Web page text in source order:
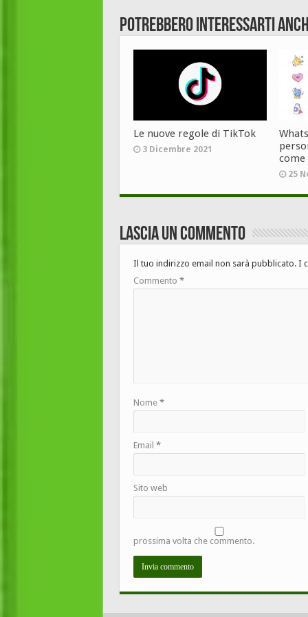
Potrebbero interessarti
Le nuove regole di TikTok
3 Dicembre 2021
25
Lascia un commento
Il tuo indirizzo email non sarà pubblicato. I
Commento *
Nome *
Email *
Sito web
prossima volta che commento.